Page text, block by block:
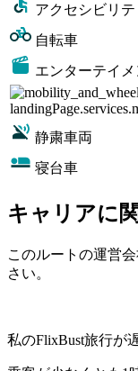
アクセシビリテ
自転車
エンターテイ
静粛車両
寝台車
キャリアに
このルートの運営
さい。
私のFlixBust旅行が